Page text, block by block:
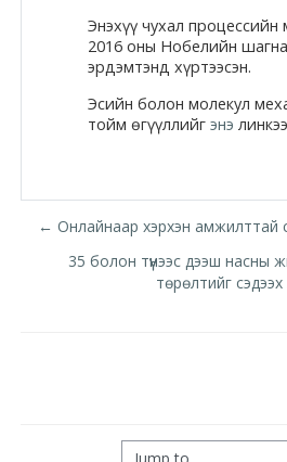
Moodle.com
Энэхүү чухал процессийн
2016 оны Нобелийн
эрдэмтэнд хүртээсэн.
Эсийн болон молекул
тойм өгүүллийг энэ
← Онлайнаар хэрхэн амжилттай
35 болон түүнээс дээш насны
төрөлтийг
Jump to...